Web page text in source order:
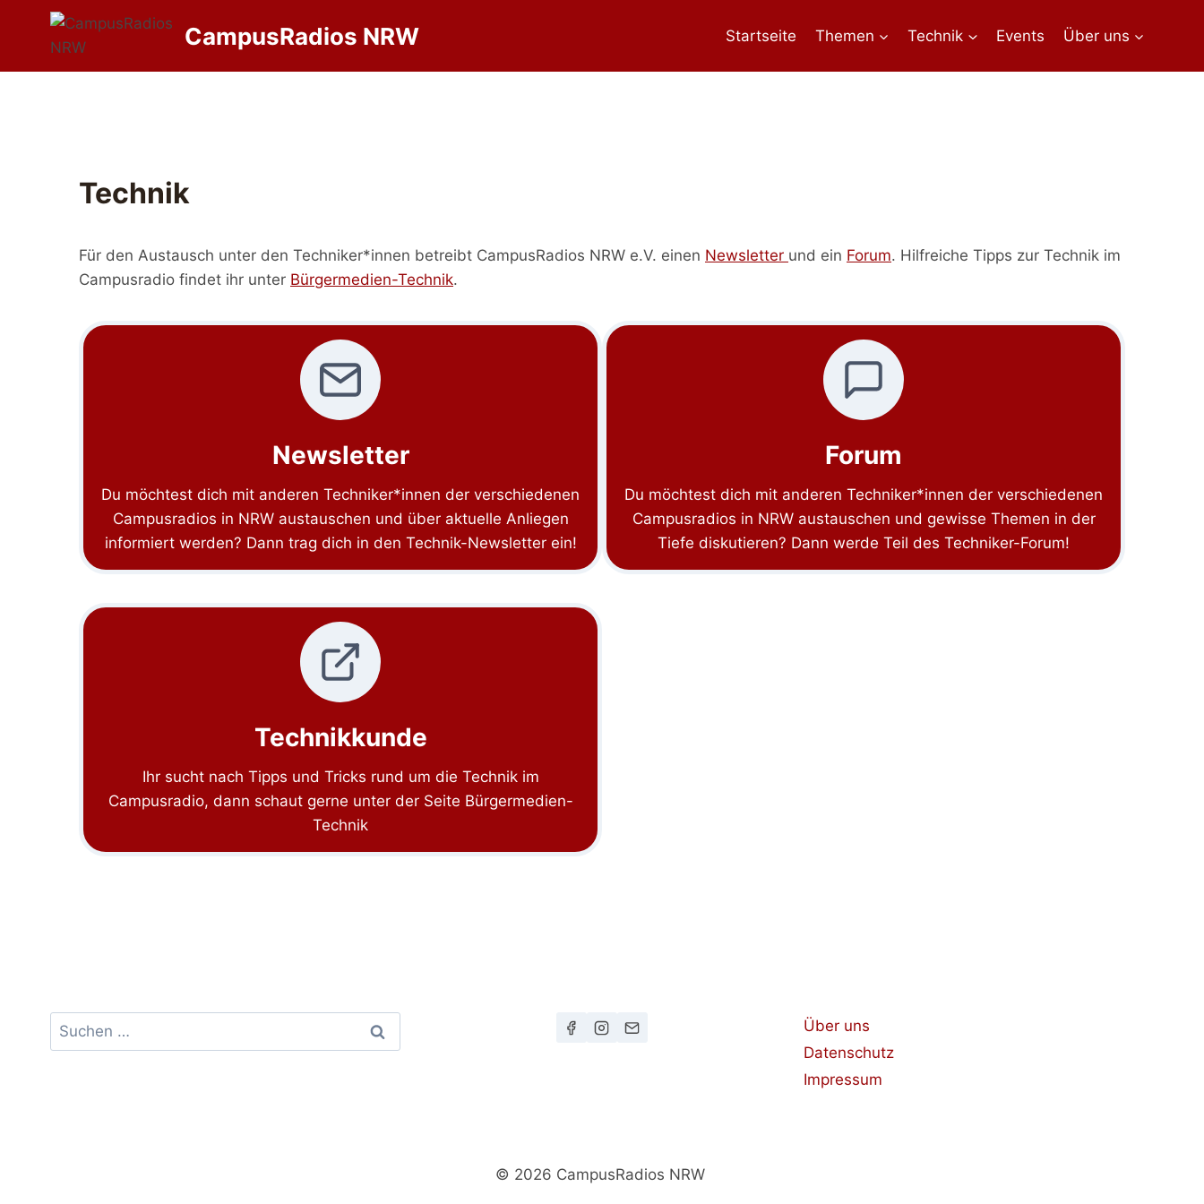
CampusRadios NRW Startseite Themen Technik Events Über uns
Technik
Für den Austausch unter den Techniker*innen betreibt CampusRadios NRW e.V. einen Newsletter und ein Forum. Hilfreiche Tipps zur Technik im
Campusradio findet ihr unter Bürgermedien-Technik.
Newsletter
Du möchtest dich mit anderen Techniker*innen der verschiedenen
Campusradios in NRW austauschen und über aktuelle Anliegen
informiert werden? Dann trag dich in den Technik-Newsletter ein!
Forum
Du möchtest dich mit anderen Techniker*innen der verschiedenen
Campusradios in NRW austauschen und gewisse Themen in der
Tiefe diskutieren? Dann werde Teil des Techniker-Forum!
Technikkunde
Ihr sucht nach Tipps und Tricks rund um die Technik im
Campusradio, dann schaut gerne unter der Seite Bürgermedien-
Technik
Suchen
nach:
Über uns
Datenschutz
Impressum
© 2026 CampusRadios NRW